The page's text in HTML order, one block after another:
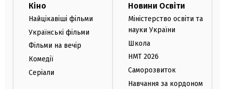
Кіно
Найцікавіші фільми
Українські фільми
Фільми на вечір
Комедії
Серіали
Новини Освіти
Міністерство освіти та
науки України
Школа
НМТ 2026
Саморозвиток
Навчання за кордоном